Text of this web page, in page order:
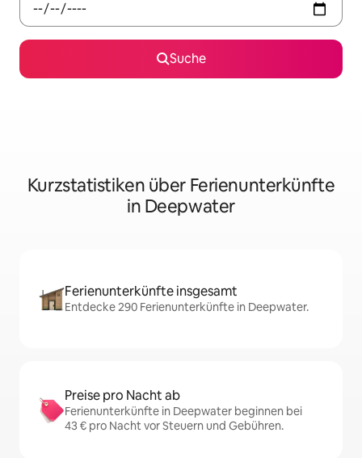
Suche
Kurzstatistiken über Ferienunterkünfte
in Deepwater
Ferienunterkünfte insgesamt
Entdecke 290 Ferienunterkünfte in Deepwater.
Preise pro Nacht ab
Ferienunterkünfte in Deepwater beginnen bei
43 € pro Nacht vor Steuern und Gebühren.